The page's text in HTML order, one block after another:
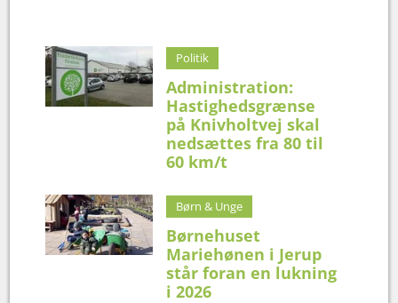
Politik
Administration:
Hastighedsgrænse
på Knivholtvej skal
nedsættes fra 80 til
60 km/t
Børn & Unge
Børnehuset
Mariehønen i Jerup
står foran en lukning
i 2026